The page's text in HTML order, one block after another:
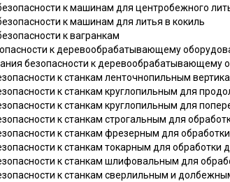
к машинам для центробежного
к машинам для литья в кокиль
к вагранкам
к деревообрабатывающему
безопасности к деревообрабатывающему
к станкам ленточнопильным
к станкам круглопильным для
к станкам круглопильным для
к станкам строгальным для
к станкам фрезерным для
к станкам токарным для обработки
к станкам шлифовальным для
к станкам сверлильным и